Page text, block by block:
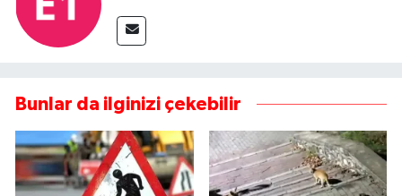
Bunlar da ilginizi çekebilir